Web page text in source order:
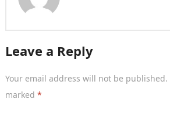
Leave a Reply
Your email address will not be published.
marked *